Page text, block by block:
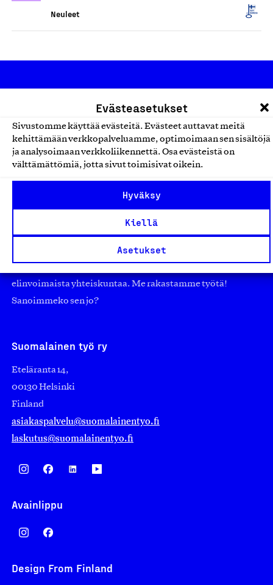
Evästeasetukset
Sivustomme käyttää evästeitä. Evästeet auttavat meitä
kehittämään verkkopalveluamme, optimoimaan sen sisältöjä
ja analysoimaan verkkoliikennettä. Osa evästeistä on
välttämättömiä, jotta sivut toimisivat oikein.
Hyväksy
Kiellä
Asetukset
Neuleet
Olemme jäsentemme omistama puolueeton,
työmarkkinajärjestöistä riippumaton yhdistys.
Jäseninämme on koko suomalaisen yhteiskunnan kirjo
pienistä pajoista ja yhteisöistä kansainvälisiin
edistämään suomalaista työtä ja teollisuutta sekä
nostamaan ylpeyttä kotimaisesta osaamisesta. Uskomme
elinvoimaista yhteiskuntaa. Me rakastamme työtä!
Sanoimmeko sen jo?
Suomalainen työ ry
Eteläranta 14,
00130 Helsinki
Finland
asiakaspalvelu@suomalainentyo.fi
laskutus@suomalainentyo.fi
Avainlippu
Design From Finland